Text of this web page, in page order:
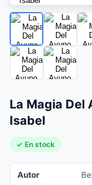
La Magia Del
Isabel
✓ En stock
Autor